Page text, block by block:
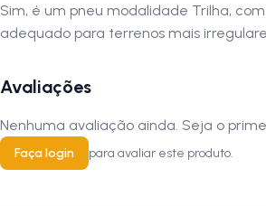
Sim, é um pneu modalidade Trilha,
adequado para terrenos mais
Avaliações
Nenhuma avaliação ainda. Seja o
Faça login para avaliar este produto.